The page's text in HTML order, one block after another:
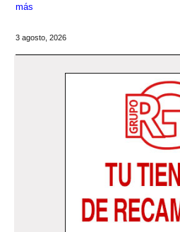
más
3 agosto, 2026